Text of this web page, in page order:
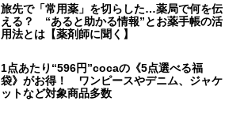
旅先で「常用薬」を切らした…薬局で何を伝
える？ “あると助かる情報”とお薬手帳の活
用法とは【薬剤師に聞く】
1点あたり“596円”cocaの《5点選べる福
袋》がお得！ ワンピースやデニム、ジャケ
ットなど対象商品多数